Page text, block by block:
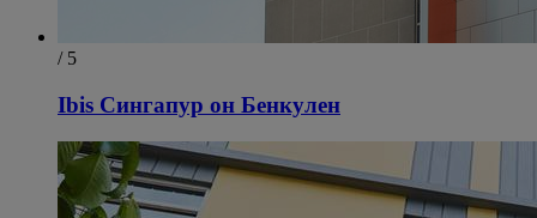
/ 5
Ibis Сингапур он Бенкулен